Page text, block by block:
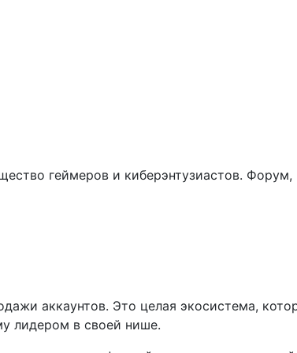
геймеров и киберэнтузиастов.
аккаунтов. Это целая экосистема,
лидером в своей нише.